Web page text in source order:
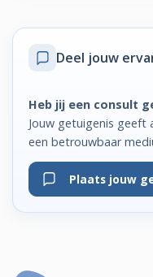
Deel jouw
Heb jij een consult
Jouw getuigenis geeft
een betrouwbaar
Plaats jouw